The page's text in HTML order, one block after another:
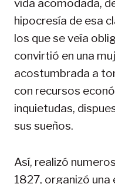
vida acomodada,
hipocresía de esa
los que se veía
convirtió en una
acostumbrada a
con recursos
inquietudas,
sus sueños.
Así, realizó
1827, organizó